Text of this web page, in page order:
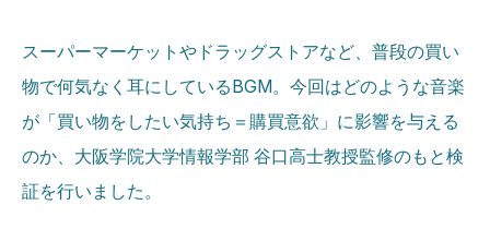
スーパーマーケットやドラッグストアなど、普段の買い
物で何気なく耳にしているBGM。今回はどのような音楽
が「買い物をしたい気持ち＝購買意欲」に影響を与える
のか、大阪学院大学情報学部 谷口高士教授監修のもと検
証を行いました。